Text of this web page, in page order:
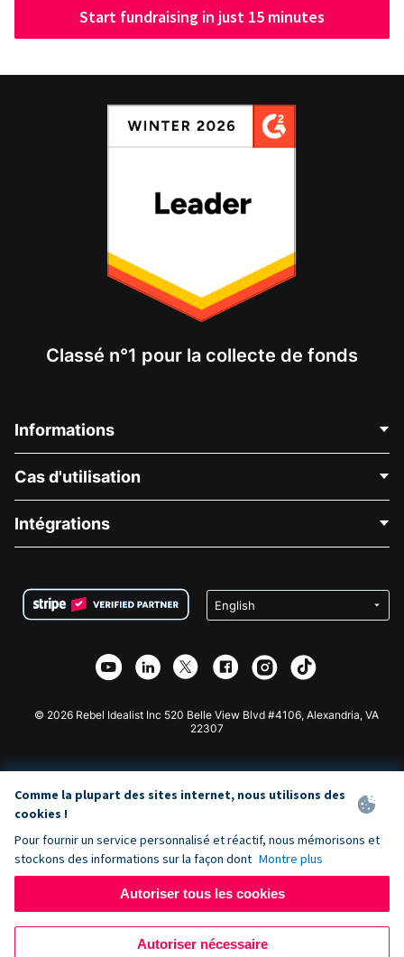
Start fundraising in just 15 minutes
Classé n°1 pour la collecte de fonds
Informations
À propos de nous
Carrières
Confidentialité
Partenariat d'affiliation
Bibliothèque
Cas d'utilisation
Collecte de fonds médicale
Collecte de fonds caritative
Intégrations
Plugin de don Wix
Application de don Webflow
Don Joomla
© 2026 Rebel Idealist Inc 520 Belle View Blvd #4106, Alexandria, VA
22307
Comme la plupart des sites internet, nous utilisons des
cookies !
Pour fournir un service personnalisé et réactif, nous mémorisons et
stockons des informations sur la façon dont Montre plus
Autoriser tous les cookies
Autoriser nécessaire